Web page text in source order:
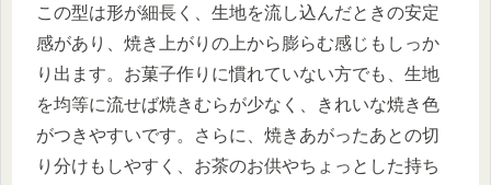
この型は形が細長く、生地を流し込んだときの安定
感があり、焼き上がりの上から膨らむ感じもしっか
り出ます。お菓子作りに慣れていない方でも、生地
を均等に流せば焼きむらが少なく、きれいな焼き色
がつきやすいです。さらに、焼きあがったあとの切
り分けもしやすく、お茶のお供やちょっとした持ち